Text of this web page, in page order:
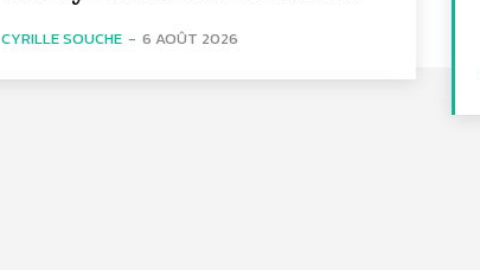
CYRILLE SOUCHE - 6 AOÛT 2026